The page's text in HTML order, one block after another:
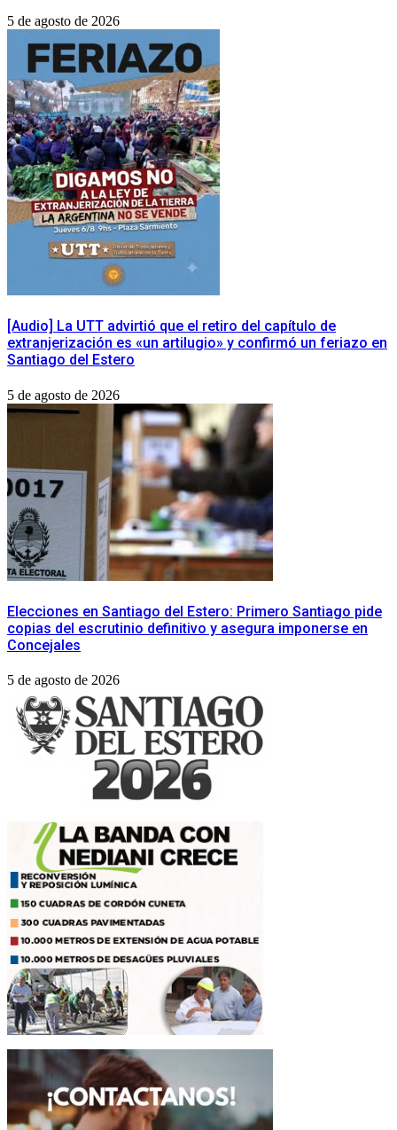
5 de agosto de 2026
[Audio] La UTT advirtió que el retiro del capítulo de
extranjerización es «un artilugio» y confirmó un feriazo en
Santiago del Estero
5 de agosto de 2026
​Elecciones en Santiago del Estero: Primero Santiago pide
copias del escrutinio definitivo y asegura imponerse en
Concejales
5 de agosto de 2026